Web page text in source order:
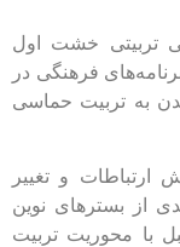
خشت اول
فرهنگی در
حماسی
و تغییر
نوین
تربیت